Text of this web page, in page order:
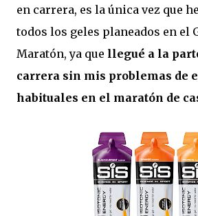
en carrera, es la única vez que
todos los geles planeados en el
Maratón, ya que llegué a la
carrera sin mis problemas de
habituales en el maratón de